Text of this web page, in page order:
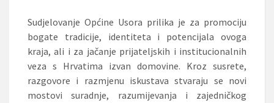
Sudjelovanje Općine Usora prilika je za promociju
bogate tradicije, identiteta i potencijala ovoga
kraja, ali i za jačanje prijateljskih i institucionalnih
veza s Hrvatima izvan domovine. Kroz susrete,
razgovore i razmjenu iskustava stvaraju se novi
mostovi suradnje, razumijevanja i zajedničkog